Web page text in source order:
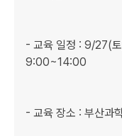
- 교육 일정 : 9/27(
9:00~14:00
- 교육 장소 : 부산과